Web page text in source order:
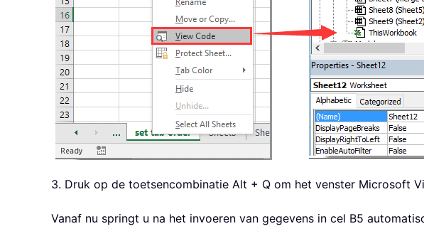
3. Druk op de toetsencombinatie Alt + Q om het venster Microsoft
Vanaf nu springt u na het invoeren van gegevens in cel B5